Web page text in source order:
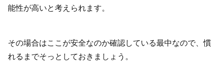
能性が高いと考えられます。
その場合はここが安全なのか確認している最中なので、慣
れるまでそっとしておきましょう。